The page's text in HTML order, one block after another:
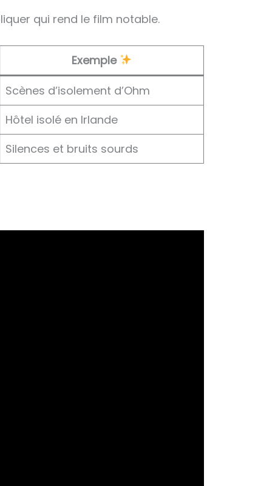
qui rend le film notable.
Exemple
Scènes d’isolement d’Ohm
Hôtel isolé en Irlande
Silences et bruits sourds